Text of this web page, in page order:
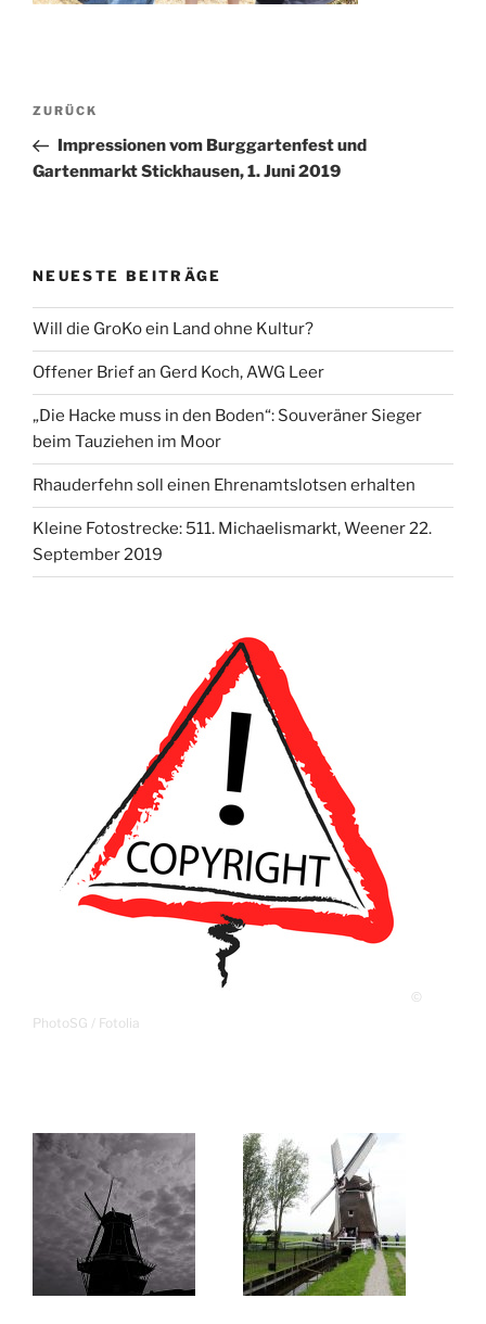
Beitragsnavigation
Vorheriger
Beitrag
ZURÜCK
Impressionen vom Burggartenfest und
Gartenmarkt Stickhausen, 1. Juni 2019
NEUESTE BEITRÄGE
Will die GroKo ein Land ohne Kultur?
Offener Brief an Gerd Koch, AWG Leer
„Die Hacke muss in den Boden“: Souveräner Sieger
beim Tauziehen im Moor
Rhauderfehn soll einen Ehrenamtslotsen erhalten
Kleine Fotostrecke: 511. Michaelismarkt, Weener 22.
September 2019
©
PhotoSG / Fotolia